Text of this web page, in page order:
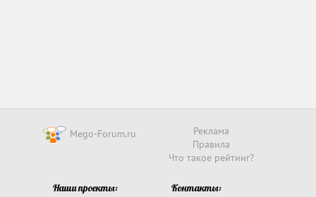
Mego-Forum.ru
Реклама
Правила
Что такое рейтинг?
Наши проекты:
Контакты: